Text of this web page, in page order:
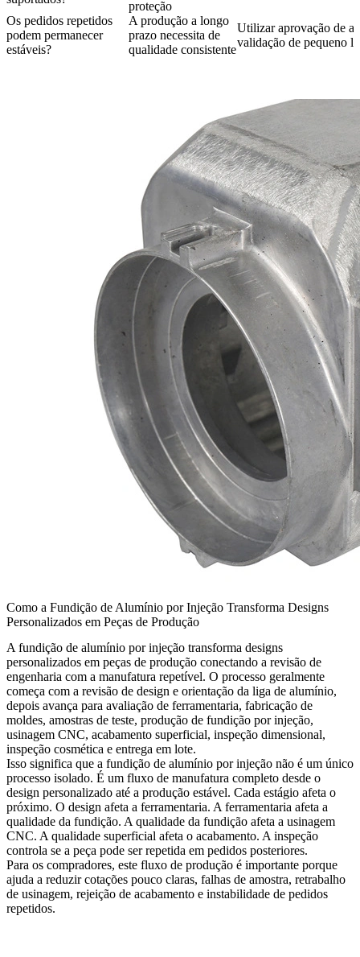
proteção
Os pedidos repetidos
podem permanecer
estáveis?
A produção a longo
prazo necessita de
qualidade consistente
Utilizar aprovação de
validação de pequeno
Como a Fundição de Alumínio por Injeção Transforma Designs
Personalizados em Peças de Produção
A fundição de alumínio por injeção transforma designs
personalizados em peças de produção conectando a revisão de
engenharia com a manufatura repetível. O processo geralmente
começa com a revisão de design e orientação da liga de alumínio,
depois avança para avaliação de ferramentaria, fabricação de
moldes, amostras de teste, produção de fundição por injeção,
usinagem CNC, acabamento superficial, inspeção dimensional,
inspeção cosmética e entrega em lote.
Isso significa que a fundição de alumínio por injeção não é um único
processo isolado. É um fluxo de manufatura completo desde o
design personalizado até a produção estável. Cada estágio afeta o
próximo. O design afeta a ferramentaria. A ferramentaria afeta a
qualidade da fundição. A qualidade da fundição afeta a usinagem
CNC. A qualidade superficial afeta o acabamento. A inspeção
controla se a peça pode ser repetida em pedidos posteriores.
Para os compradores, este fluxo de produção é importante porque
ajuda a reduzir cotações pouco claras, falhas de amostra, retrabalho
de usinagem, rejeição de acabamento e instabilidade de pedidos
repetidos.